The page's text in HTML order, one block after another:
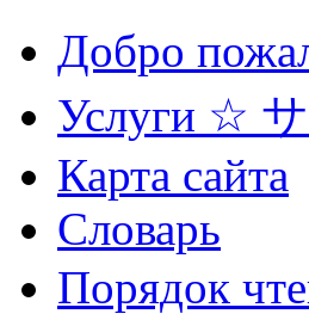
Добро
Услуги ☆
Карта сайта
Словарь
Порядок